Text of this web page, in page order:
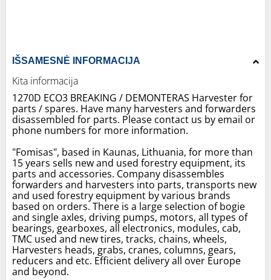
IŠSAMESNĖ INFORMACIJA
Kita informacija
1270D ECO3 BREAKING / DEMONTERAS Harvester for
parts / spares. Have many harvesters and forwarders
disassembled for parts. Please contact us by email or
phone numbers for more information.
"Fomisas", based in Kaunas, Lithuania, for more than
15 years sells new and used forestry equipment, its
parts and accessories. Company disassembles
forwarders and harvesters into parts, transports new
and used forestry equipment by various brands
based on orders. There is a large selection of bogie
and single axles, driving pumps, motors, all types of
bearings, gearboxes, all electronics, modules, cab,
TMC used and new tires, tracks, chains, wheels,
Harvesters heads, grabs, cranes, columns, gears,
reducers and etc. Efficient delivery all over Europe
and beyond.